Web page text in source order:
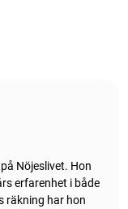
Nöjeslivet. Hon
erfarenhet i både
räkning har hon